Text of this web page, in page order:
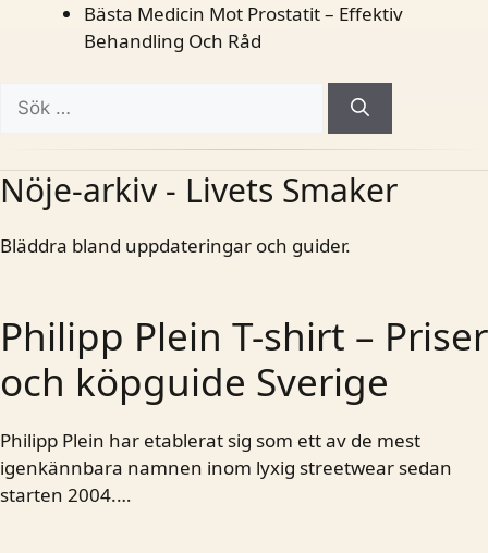
Bästa Medicin Mot Prostatit – Effektiv
Behandling Och Råd
Sök
efter:
Nöje-arkiv - Livets Smaker
Bläddra bland uppdateringar och guider.
Philipp Plein T-shirt – Priser
och köpguide Sverige
Philipp Plein har etablerat sig som ett av de mest
igenkännbara namnen inom lyxig streetwear sedan
starten 2004.…